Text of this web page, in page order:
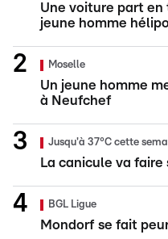
Une voiture part en
jeune homme
Moselle
Un jeune homme
à Neufchef
Jusqu'à 37°C cette
La canicule va
BGL Ligue
Mondorf se fait